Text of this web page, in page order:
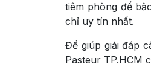
tiêm phòng để
chỉ uy tín nhất.
Để giúp giải đáp
Pasteur TP.HCM